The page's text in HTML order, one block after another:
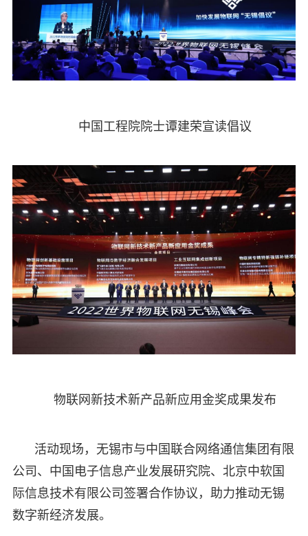
中国工程院院士谭建荣宣读倡议
物联网新技术新产品新应用金奖成果发布
活动现场，无锡市与中国联合网络通信集团有限
公司、中国电子信息产业发展研究院、北京中软国
际信息技术有限公司签署合作协议，助力推动无锡
数字新经济发展。